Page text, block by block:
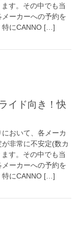
す。その中でも当
ーカーへの予約を
特にCANNO […]
おいて、各メーカ
非常に不安定(数カ
す。その中でも当
ーカーへの予約を
特にCANNO […]